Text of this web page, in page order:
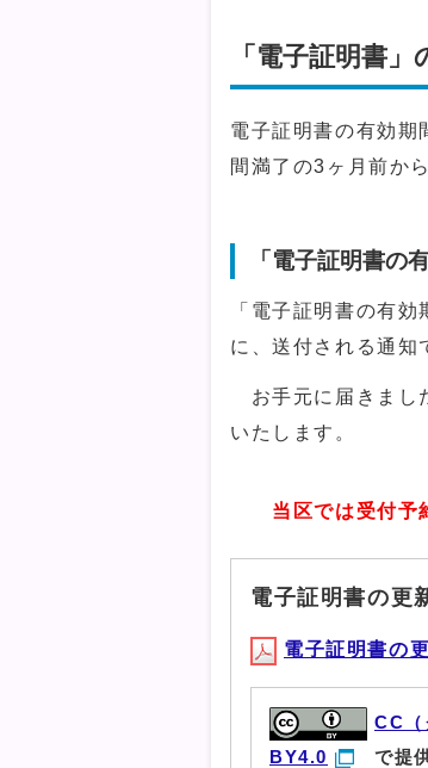
「電子証明書」
電子証明書の有効期
間満了の3ヶ月前か
「電子証明書の
「電子証明書の有
に、送付される通知
お手元に届きまし
いたします。
当区では受付予約
電子証明書の更
電子証明書の
CC（
BY4.0
で提